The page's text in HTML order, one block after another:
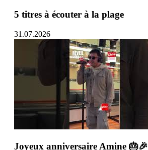
5 titres à écouter à la plage
31.07.2026
Joyeux anniversaire Amine 🎂🎉